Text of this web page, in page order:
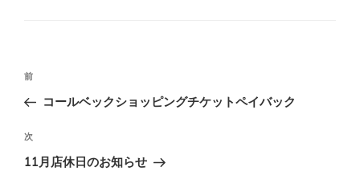
投
ナ
ビ
ゲ
前
の
稿
前
コールベックショッピングチケットペイバック
次
の
次
11月店休日のお知らせ